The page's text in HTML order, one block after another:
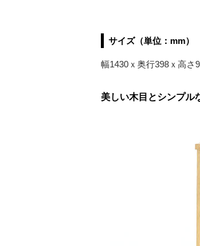
サイズ（単位：mm）
幅1430ｘ奥行398ｘ高さ
美しい木目とシンプル